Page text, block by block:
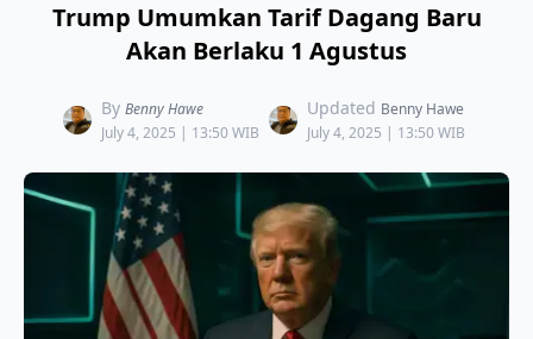
Trump Umumkan Tarif Dagang Baru
Akan Berlaku 1 Agustus
By Benny Hawe
July 4, 2025 | 13:50 WIB
Updated Benny Hawe
July 4, 2025 | 13:50 WIB